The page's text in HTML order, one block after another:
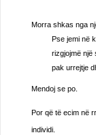
Morra shkas nga
Pse jemi në
rizgjojmë një
pak urrejtje
Mendoj se po.
Por që të ecim në
individi.